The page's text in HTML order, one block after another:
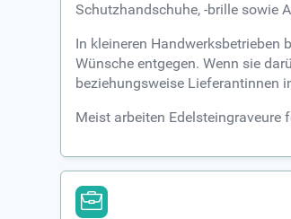
Schutzhandschuhe, -brille sowie
In kleineren Handwerksbetrieben
Wünsche entgegen. Wenn sie
beziehungsweise Lieferantinnen
Meist arbeiten